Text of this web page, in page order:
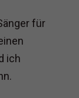
für
ich